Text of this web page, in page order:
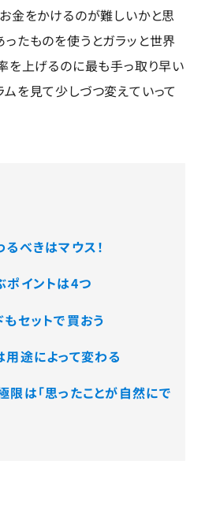
金をかけるのが難しいかと思
たものを使うとガラッと世界
を上げるのに最も手っ取り早い
を見て少しづつ変えていって
べきはマウス！
ポイントは4つ
セットで買おう
用途によって変わる
限は「思ったことが自然にで